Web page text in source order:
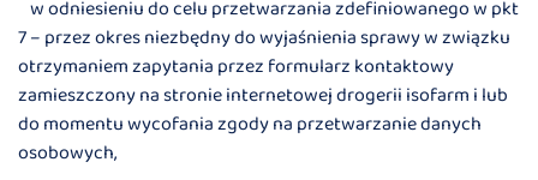
w odniesieniu do celu przetwarzania zdefiniowanego w pkt
7 – przez okres niezbędny do wyjaśnienia sprawy w związku
otrzymaniem zapytania przez formularz kontaktowy
zamieszczony na stronie internetowej drogerii isofarm i lub
do momentu wycofania zgody na przetwarzanie danych
osobowych,